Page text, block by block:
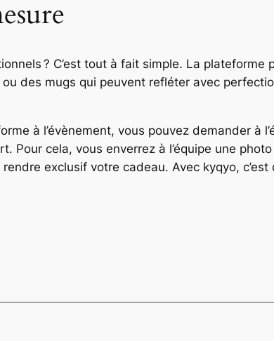
? C’est tout à fait simple. La plateforme
des mugs qui peuvent refléter avec
à l’évènement, vous pouvez demander à
Pour cela, vous enverrez à l’équipe une
exclusif votre cadeau. Avec kyqyo,